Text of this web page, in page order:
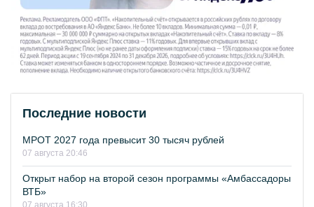
Последние новости
МРОТ 2027 года превысит 30 тысяч рублей
07 августа 20:46
Открыт набор на второй сезон программы «Амбассадоры
ВТБ»
07 августа 16:30